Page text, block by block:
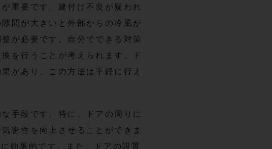
重要です。建付け不良が疑われ
間が大きいと外部からの冷風が
が必要です。自分でできる対策
を行うことが考えられます。ド
があり、この方法は手軽に行え
手段です。特に、ドアの周りに
密性を向上させることができま
効果的です。また、ドアの設置